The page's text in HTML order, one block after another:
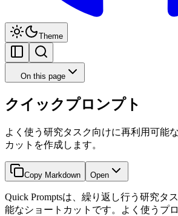
Theme
On this page
クイックプロンプト
よく使う研究タスク向けに再利用可能
カットを作成します。
Copy Markdown Open
Quick Promptsは、繰り返し行う研究タ
能なショートカットです。よく使うプ